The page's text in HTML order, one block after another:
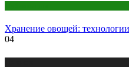
Хранение овощей:
04